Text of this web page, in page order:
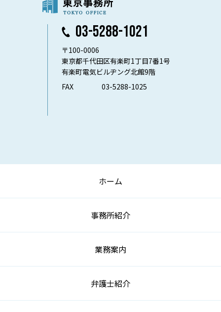
03-5288-1021
〒100-0006
東京都千代田区有楽町1丁目7番1号
有楽町電気ビルヂング北館9階
FAX
03-5288-1025
ホーム
事務所紹介
業務案内
弁護士紹介